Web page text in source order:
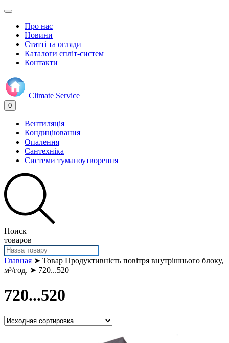
Про нас
Новини
Статті та огляди
Каталоги спліт-систем
Контакти
Climate Service
0
Вентиляція
Кондиціювання
Опалення
Сантехніка
Системи туманоутворення
Поиск
товаров
Главная ➤ Товар Продуктивність повітря внутрішнього блоку,
м³/год. ➤ 720...520
720...520